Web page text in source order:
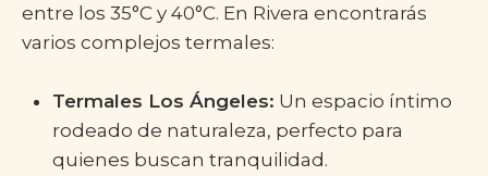
entre los 35°C y 40°C. En Rivera encontrarás
varios complejos termales:
Termales Los Ángeles: Un espacio íntimo
rodeado de naturaleza, perfecto para
quienes buscan tranquilidad.